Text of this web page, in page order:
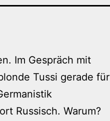
Im Gespräch mit
Tussi gerade für
Russisch. Warum?